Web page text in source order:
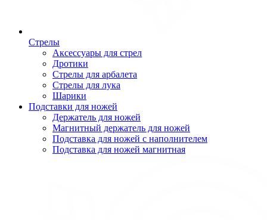
Стрелы
Аксессуары для стрел
Дротики
Стрелы для арбалета
Стрелы для лука
Шарики
Подставки для ножей
Держатель для ножей
Магнитный держатель для ножей
Подставка для ножей с наполнителем
Подставка для ножей магнитная